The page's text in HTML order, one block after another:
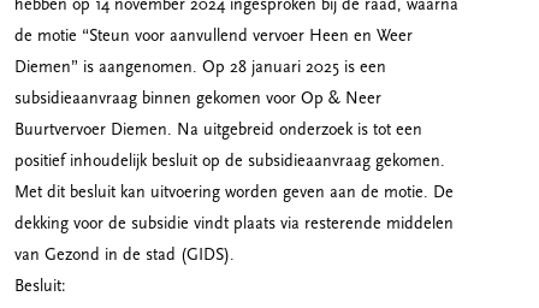
hebben op 14 november 2024 ingesproken bij de raad, waarna
de motie “Steun voor aanvullend vervoer Heen en Weer
Diemen” is aangenomen. Op 28 januari 2025 is een
subsidieaanvraag binnen gekomen voor Op & Neer
Buurtvervoer Diemen. Na uitgebreid onderzoek is tot een
positief inhoudelijk besluit op de subsidieaanvraag gekomen.
Met dit besluit kan uitvoering worden geven aan de motie. De
dekking voor de subsidie vindt plaats via resterende middelen
van Gezond in de stad (GIDS).
Besluit: